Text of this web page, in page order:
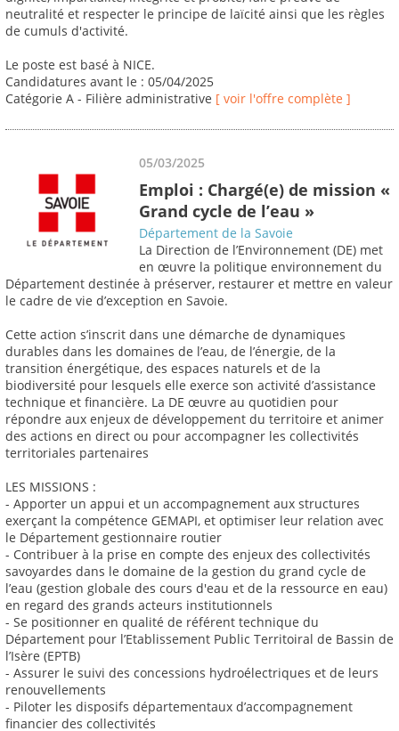
neutralité et respecter le principe de laïcité ainsi que les règles
de cumuls d'activité.
Le poste est basé à NICE.
Candidatures avant le : 05/04/2025
Catégorie A - Filière administrative [ voir l'offre complète ]
05/03/2025
Emploi : Chargé(e) de mission «
Grand cycle de l’eau »
Département de la Savoie
La Direction de l’Environnement (DE) met
en œuvre la politique environnement du
Département destinée à préserver, restaurer et mettre en valeur
le cadre de vie d’exception en Savoie.
Cette action s’inscrit dans une démarche de dynamiques
durables dans les domaines de l’eau, de l’énergie, de la
transition énergétique, des espaces naturels et de la
biodiversité pour lesquels elle exerce son activité d’assistance
technique et financière. La DE œuvre au quotidien pour
répondre aux enjeux de développement du territoire et animer
des actions en direct ou pour accompagner les collectivités
territoriales partenaires
LES MISSIONS :
- Apporter un appui et un accompagnement aux structures
exerçant la compétence GEMAPI, et optimiser leur relation avec
le Département gestionnaire routier
- Contribuer à la prise en compte des enjeux des collectivités
savoyardes dans le domaine de la gestion du grand cycle de
l’eau (gestion globale des cours d'eau et de la ressource en eau)
en regard des grands acteurs institutionnels
- Se positionner en qualité de référent technique du
Département pour l’Etablissement Public Territoiral de Bassin de
l’Isère (EPTB)
- Assurer le suivi des concessions hydroélectriques et de leurs
renouvellements
- Piloter les disposifs départementaux d’accompagnement
financier des collectivités